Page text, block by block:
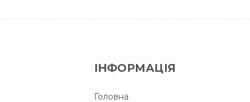
ІНФОРМАЦІЯ
Головна